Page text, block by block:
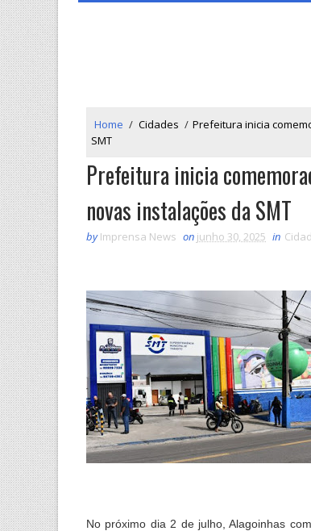
Home / Cidades / Prefeitura inicia
SMT
Prefeitura inicia
novas instalações da SMT
by Imprensa News on junho 30, 2025 in
No próximo dia 2 de julho, Alagoinhas